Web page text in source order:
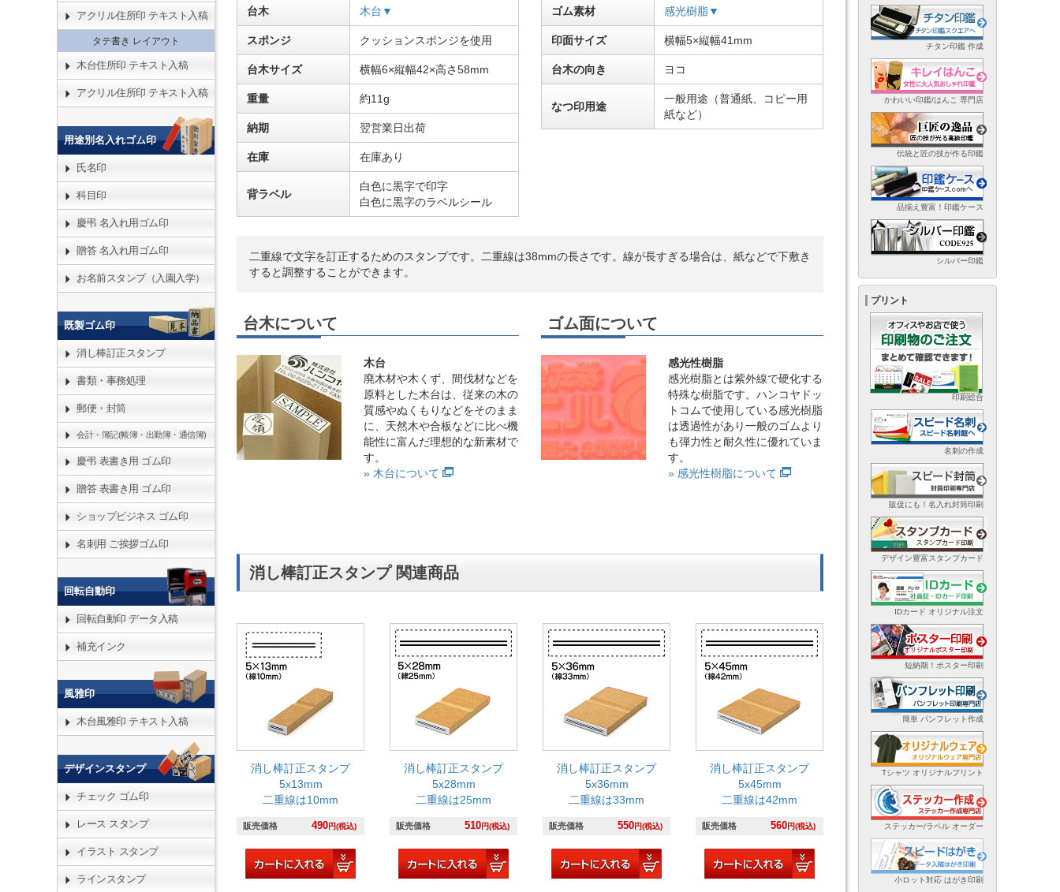
台木 木台▼
スポンジ クッションスポンジを使用
台木サイズ 横幅6×縦幅42×高さ58mm
重量 約11g
納期 翌営業日出荷
在庫 在庫あり
背ラベル
白色に黒字で印字
白色に黒字のラベルシール
ゴム素材 感光樹脂▼
印面サイズ 横幅5×縦幅41mm
台木の向き ヨコ
なつ印用途
一般用途（普通紙、コピー用
紙など）
二重線で文字を訂正するためのスタンプです。二重線は38mmの長さです。線が長すぎる場合は、紙などで下敷き
すると調整することができます。
台木について
木台
廃木材や木くず、間伐材などを
原料とした木台は、従来の木の
質感やぬくもりなどをそのまま
に、天然木や合板などに比べ機
能性に富んだ理想的な新素材で
す。
» 木台について
ゴム面について
感光性樹脂
感光樹脂とは紫外線で硬化する
特殊な樹脂です。ハンコヤドッ
トコムで使用している感光樹脂
は透過性があり一般のゴムより
も弾力性と耐久性に優れていま
す。
» 感光性樹脂について
消し棒訂正スタンプ 関連商品
消し棒訂正スタンプ
5x13mm
二重線は10mm
販売価格 490円(税込)
消し棒訂正スタンプ
5x28mm
二重線は25mm
販売価格 510円(税込)
消し棒訂正スタンプ
5x36mm
二重線は33mm
販売価格 550円(税込)
消し棒訂正スタンプ
5x45mm
二重線は42mm
販売価格 560円(税込)
アクリル住所印 テキスト入稿
タテ書き レイアウト
木台住所印 テキスト入稿
アクリル住所印 テキスト入稿
用途別名入れゴム印
氏名印
科目印
慶弔 名入れ用ゴム印
贈答 名入れ用ゴム印
お名前スタンプ（入園入学）
既製ゴム印
消し棒訂正スタンプ
書類・事務処理
郵便・封筒
会計・簿記(帳簿・出勤簿・通信簿)
慶弔 表書き用 ゴム印
贈答 表書き用 ゴム印
ショップビジネス ゴム印
名刺用 ご挨拶ゴム印
回転自動印
回転自動印 データ入稿
補充インク
風雅印
木台風雅印 テキスト入稿
デザインスタンプ
チェック ゴム印
レース スタンプ
イラスト スタンプ
ラインスタンプ
チタン印鑑 作成
かわいい印鑑/はんこ 専門店
伝統と匠の技が作る印鑑
品揃え豊富！印鑑ケース
シルバー印鑑
プリント
印刷総合
名刺の作成
販促にも！名入れ封筒印刷
デザイン豊富スタンプカード
IDカード オリジナル注文
短納期！ポスター印刷
簡単 パンフレット作成
Tシャツ オリジナルプリント
ステッカー/ラベル オーダー
小ロット対応 はがき印刷